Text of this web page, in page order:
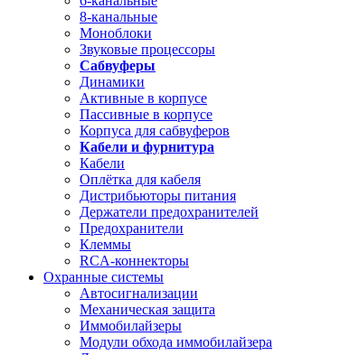
8-канальные
Моноблоки
Звуковые процессоры
Сабвуферы
Динамики
Активные в корпусе
Пассивные в корпусе
Корпуса для сабвуферов
Кабели и фурнитура
Кабели
Оплётка для кабеля
Дистрибьюторы питания
Держатели предохранителей
Предохранители
Клеммы
RCA-коннекторы
Охранные системы
Автосигнализации
Механическая защита
Иммобилайзеры
Модули обхода иммобилайзера